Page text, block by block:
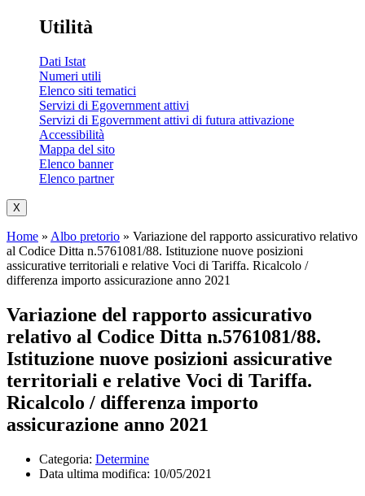
Utilità
Dati Istat
Numeri utili
Elenco siti tematici
Servizi di Egovernment attivi
Servizi di Egovernment attivi di futura attivazione
Accessibilità
Mappa del sito
Elenco banner
Elenco partner
X
Home » Albo pretorio » Variazione del rapporto assicurativo relativo
al Codice Ditta n.5761081/88. Istituzione nuove posizioni
assicurative territoriali e relative Voci di Tariffa. Ricalcolo /
differenza importo assicurazione anno 2021
Variazione del rapporto assicurativo
relativo al Codice Ditta n.5761081/88.
Istituzione nuove posizioni assicurative
territoriali e relative Voci di Tariffa.
Ricalcolo / differenza importo
assicurazione anno 2021
Categoria: Determine
Data ultima modifica: 10/05/2021